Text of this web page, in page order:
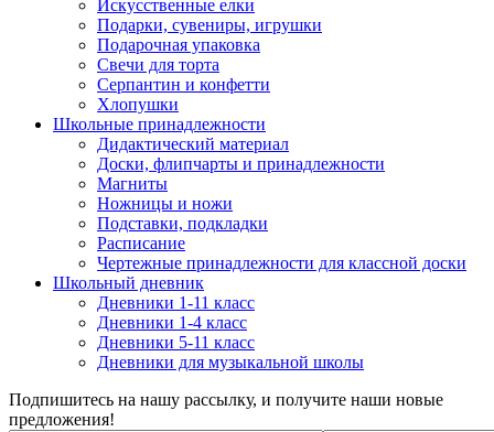
Искусственные елки
Подарки, сувениры, игрушки
Подарочная упаковка
Свечи для торта
Серпантин и конфетти
Хлопушки
Школьные принадлежности
Дидактический материал
Доски, флипчарты и принадлежности
Магниты
Ножницы и ножи
Подставки, подкладки
Расписание
Чертежные принадлежности для классной доски
Школьный дневник
Дневники 1-11 класс
Дневники 1-4 класс
Дневники 5-11 класс
Дневники для музыкальной школы
Подпишитесь на нашу рассылку, и получите наши новые
предложения!